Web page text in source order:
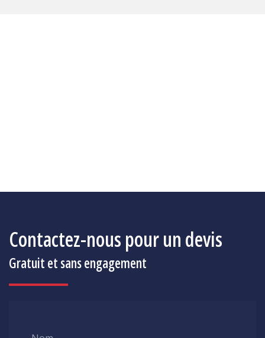
Contactez-nous pour un devis
Gratuit et sans engagement